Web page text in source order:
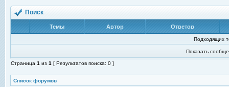
Поиск
Темы Автор Ответов
Подходящих
Показать
Страница 1 из 1 [ Результатов поиска: 0 ]
Список форумов